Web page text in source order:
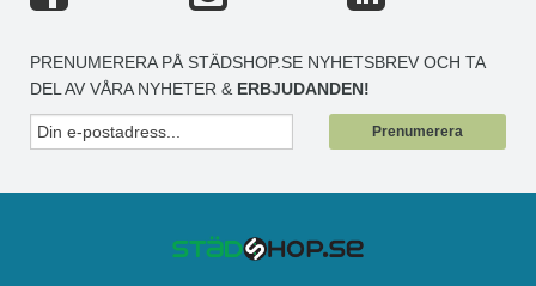
PRENUMERERA PÅ STÄDSHOP.SE NYHETSBREV OCH TA
DEL AV VÅRA NYHETER & ERBJUDANDEN!
Prenumerera